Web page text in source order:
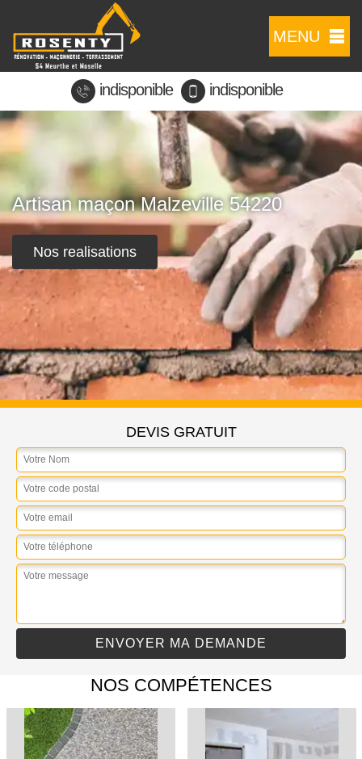
MENU
indisponible indisponible
Artisan maçon Malzeville 54220
Nos realisations
DEVIS GRATUIT
NOS COMPÉTENCES